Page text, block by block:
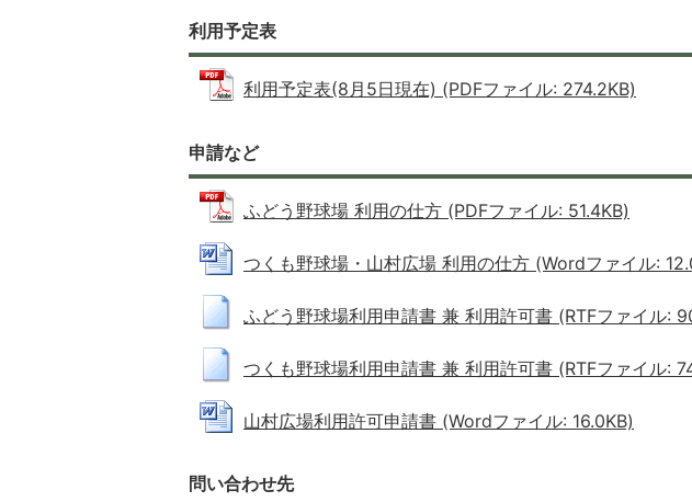
利用予定表
利用予定表(8月5日現在) (PDFファイル: 274.2KB)
申請など
ふどう野球場 利用の仕方 (PDFファイル: 51.4KB)
つくも野球場・山村広場 利用の仕方 (Wordファイル:
ふどう野球場利用申請書 兼 利用許可書 (RTFファイル:
つくも野球場利用申請書 兼 利用許可書 (RTFファイル:
山村広場利用許可申請書 (Wordファイル: 16.0KB)
問い合わせ先